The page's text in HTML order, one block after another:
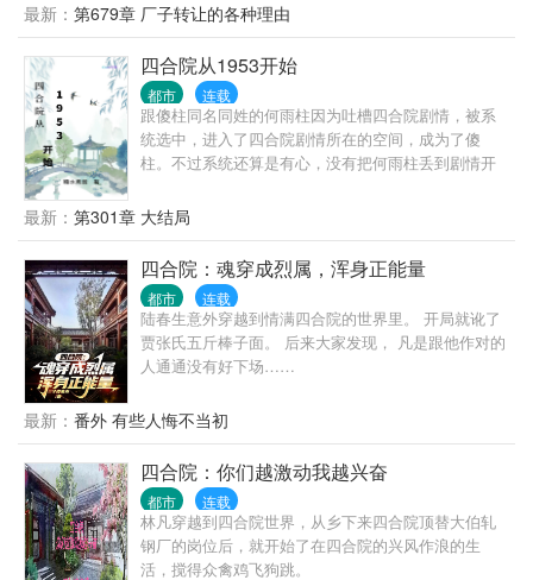
最新： 第679章 厂子转让的各种理由
四合院从1953开始
都市 连载
跟傻柱同名同姓的何雨柱因为吐槽四合院剧情，被系
统选中，进入了四合院剧情所在的空间，成为了傻
柱。不过系统还算是有心，没有把何雨柱丢到剧情开
前。 既然来了，既然有系统，我这个何雨柱这辈子不
再被忽悠，不再当舔狗。活出自己，活出潇洒。
最新： 第301章 大结局
四合院：魂穿成烈属，浑身正能量
都市 连载
陆春生意外穿越到情满四合院的世界里。 开局就讹了
贾张氏五斤棒子面。 后来大家发现， 凡是跟他作对的
人通通没有好下场……
最新： 番外 有些人悔不当初
四合院：你们越激动我越兴奋
都市 连载
林凡穿越到四合院世界，从乡下来四合院顶替大伯轧
钢厂的岗位后，就开始了在四合院的兴风作浪的生
活，搅得众禽鸡飞狗跳。